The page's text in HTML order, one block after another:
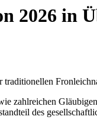
2026 in
zahlreichen
des